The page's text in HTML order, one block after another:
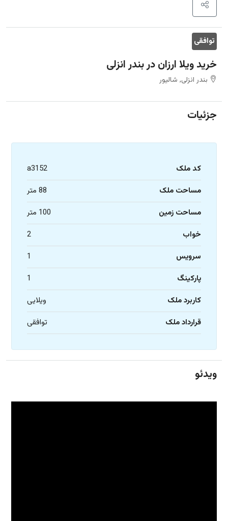
توافقی
خرید ویلا ارزان در بندر انزلی
بندر انزلی, شالیور
جزئیات
کد ملک
a3152
مساحت ملک
88 متر
مساحت زمین
100 متر
خواب
2
سرویس
1
پارکینگ
1
کاربرد ملک
ویلایی
قرارداد ملک
توافقی
ویدئو